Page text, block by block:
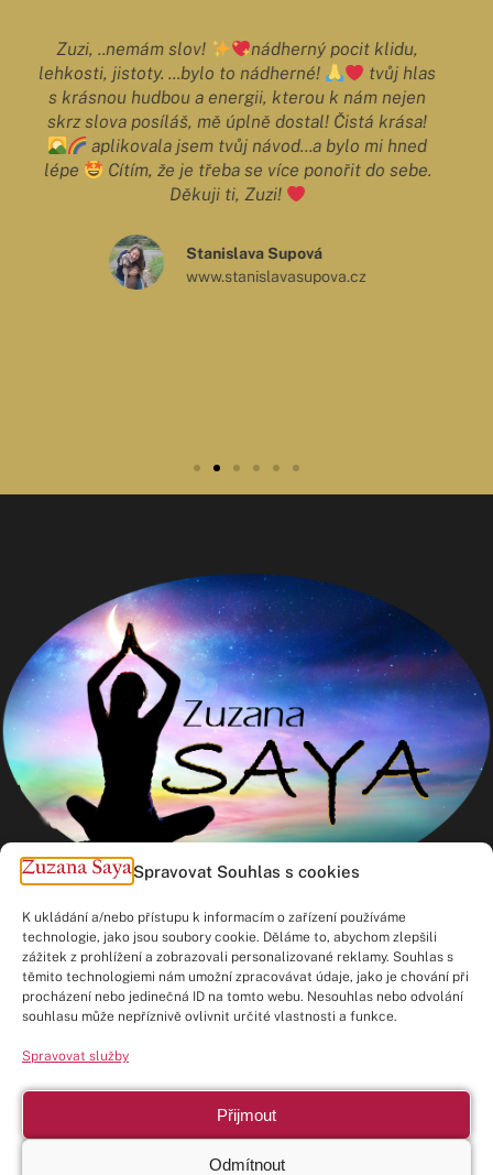
Spravovat Souhlas s cookies
K ukládání a/nebo přístupu k informacím o zařízení používáme
technologie, jako jsou soubory cookie. Děláme to, abychom zlepšili
zážitek z prohlížení a zobrazovali personalizované reklamy. Souhlas s
těmito technologiemi nám umožní zpracovávat údaje, jako je chování při
procházení nebo jedinečná ID na tomto webu. Nesouhlas nebo odvolání
souhlasu může nepříznivě ovlivnit určité vlastnosti a funkce.
Spravovat služby
Přijmout
Odmítnout
Zuzanko, jsi naprosto úžasná, okouzlující a věčně
usměvavá žena! Líbí se mi, jak to máš v hlavě
srovnané, jak bereš všechno pozitivně. Děkuji, že
nás učíš vidět v sobě samých svou hodnotu. To je v
dnešní době dar - a ty ho rozdáváš.
Děkuji
za dárečky, které posíláš na mail - jsou uklidňující,
povzbuzující a dodávají spousty motivace a lásky.
Marcela Majerová
Kontakt
Zásady ochrany osobních údajů